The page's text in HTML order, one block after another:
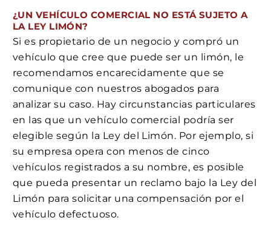
¿UN VEHÍCULO COMERCIAL NO ESTÁ SUJETO A
LA LEY LIMÓN?
Si es propietario de un negocio y compró un
vehículo que cree que puede ser un limón, le
recomendamos encarecidamente que se
comunique con nuestros abogados para
analizar su caso. Hay circunstancias particulares
en las que un vehículo comercial podría ser
elegible según la Ley del Limón. Por ejemplo, si
su empresa opera con menos de cinco
vehículos registrados a su nombre, es posible
que pueda presentar un reclamo bajo la Ley del
Limón para solicitar una compensación por el
vehículo defectuoso.